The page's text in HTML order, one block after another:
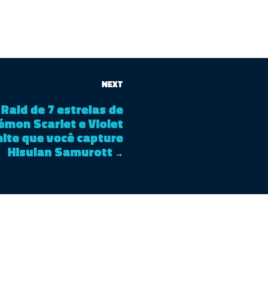
NEXT
de 7 estrelas de
Scarlet e Violet
que você capture
Hisuian Samurott →